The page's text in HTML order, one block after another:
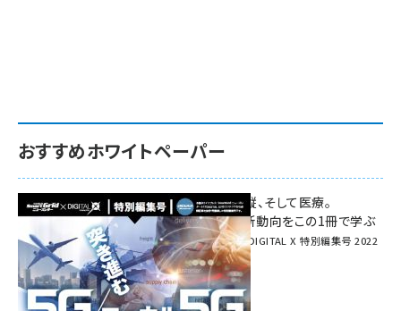
おすすめホワイトペーパー
環境対策、建機の遠隔操縦、そして医療。
次世代通信規格「5G」最新動向をこの1冊で学ぶ
SmartGrid ニューズレター × DIGITAL X 特別編集号 2022
Summer